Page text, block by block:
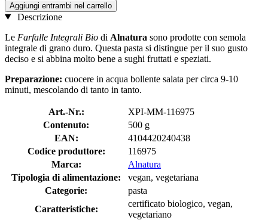
Aggiungi entrambi nel carrello
Descrizione
Le Farfalle Integrali Bio di Alnatura sono prodotte con semola
integrale di grano duro. Questa pasta si distingue per il suo gusto
deciso e si abbina molto bene a sughi fruttati e speziati.
Preparazione: cuocere in acqua bollente salata per circa 9-10
minuti, mescolando di tanto in tanto.
Art.-Nr.:
XPI-MM-116975
Contenuto:
500 g
EAN:
4104420240438
Codice produttore:
116975
Marca:
Alnatura
Tipologia di alimentazione:
vegan, vegetariana
Categorie:
pasta
Caratteristiche:
certificato biologico, vegan,
vegetariano